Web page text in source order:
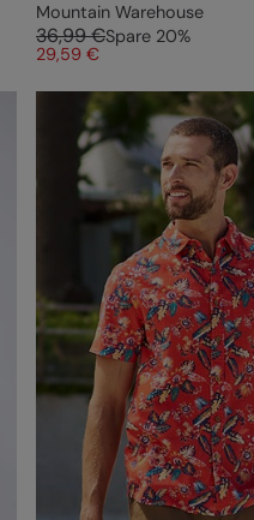
Mountain Warehouse
36,99 €Spare 20%
29,59 €